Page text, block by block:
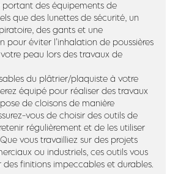
portant des équipements de
que des lunettes de sécurité, un
des gants et une
pour éviter l’inhalation de poussières
peau lors des travaux de
du plâtrier/plaquiste à votre
équipé pour réaliser des travaux
de cloisons de manière
vous de choisir des outils de
régulièrement et de les utiliser
vous travailliez sur des projets
ou industriels, ces outils vous
finitions impeccables et durables.